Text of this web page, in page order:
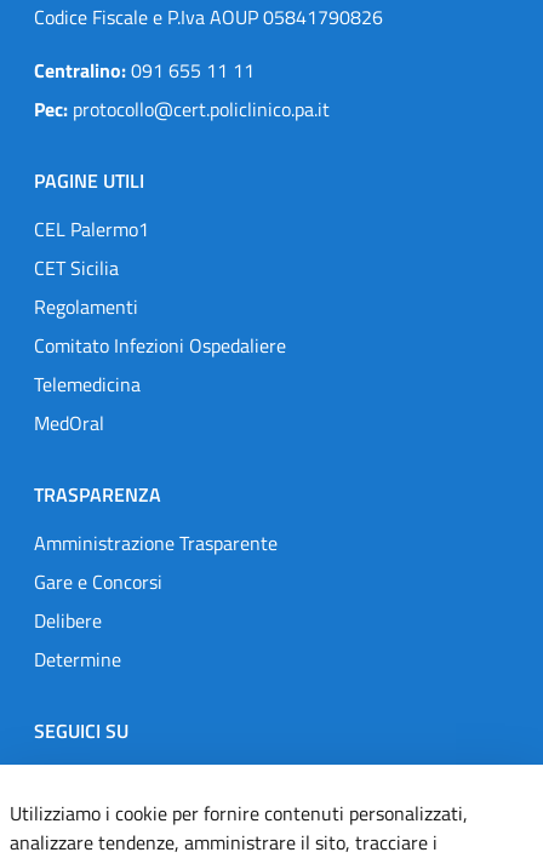
Codice Fiscale e P.Iva AOUP 05841790826
Centralino:091 655 11 11
Pec: protocollo@cert.policlinico.pa.it
PAGINE UTILI
CEL Palermo1
CET Sicilia
Regolamenti
Comitato Infezioni Ospedaliere
Telemedicina
MedOral
TRASPARENZA
Amministrazione Trasparente
Gare e Concorsi
Delibere
Determine
SEGUICI SU
Designers Italia
TwitterInstagramYoutubeLinkedin
Utilizziamo i cookie per fornire contenuti personalizzati,
analizzare tendenze, amministrare il sito, tracciare i